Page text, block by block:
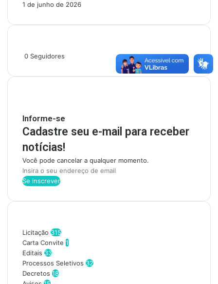
1 de junho de 2026
0 Seguidores
Informe-se
Cadastre seu e-mail para receber
notícias!
Você pode cancelar a qualquer momento.
I
n
i
o
s
e
u
e
Licitação 315
Carta Convite 1
Editais 33
Processos Seletivos 32
Decretos 18